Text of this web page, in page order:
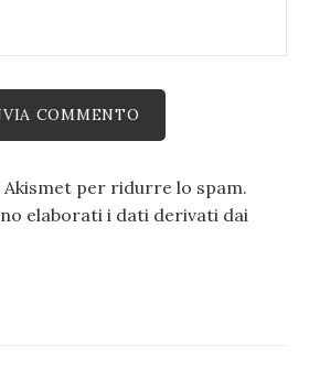
per ridurre lo spam.
elaborati i dati derivati dai